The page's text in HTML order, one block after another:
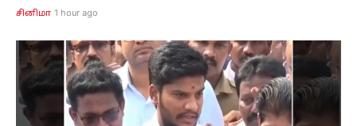
சினிமா 1 hour ago